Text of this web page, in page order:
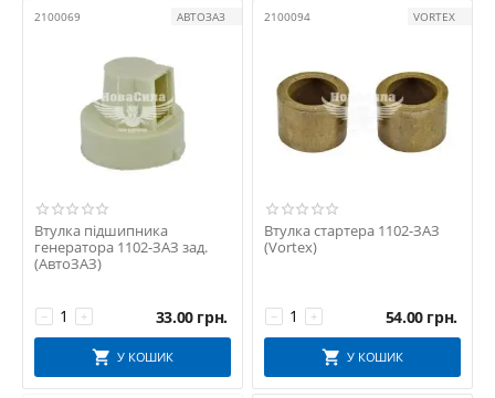
УКРАЇНА
Электро Ком
Электромаш
2100069 АВТОЗАЗ
Втулка підшипника
генератора 1102-ЗАЗ зад.
(АвтоЗАЗ)
+
− 33.00 грн.
У КОШИК
2100094 VORTEX
Втулка стартера 1102-ЗАЗ
(Vortex)
+
− 54.00 грн.
У КОШИК